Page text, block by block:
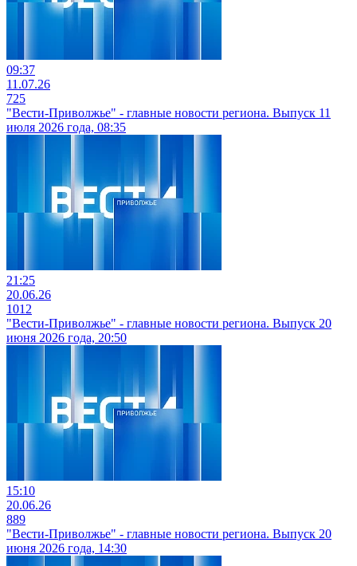
09:37
11.07.26
725
"Вести-Приволжье" - главные новости региона. Выпуск 11
июля 2026 года, 08:35
21:25
20.06.26
1012
"Вести-Приволжье" - главные новости региона. Выпуск 20
июня 2026 года, 20:50
15:10
20.06.26
889
"Вести-Приволжье" - главные новости региона. Выпуск 20
июня 2026 года, 14:30